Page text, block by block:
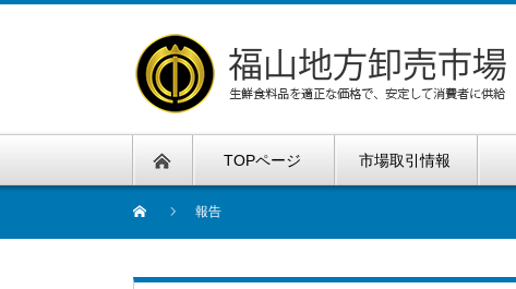
TOPページ 市場取引情報
報告